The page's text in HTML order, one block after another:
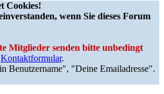
Cookies!
wenn Sie dieses Forum
Mitglieder senden bitte unbedingt
Kontaktformular.
Benutzername", "Deine Emailadresse".